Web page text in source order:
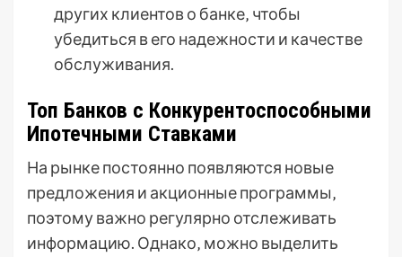
других клиентов о банке‚ чтобы
убедиться в его надежности и качестве
обслуживания.
Топ Банков с Конкурентоспособными
Ипотечными Ставками
На рынке постоянно появляются новые
предложения и акционные программы‚
поэтому важно регулярно отслеживать
информацию. Однако‚ можно выделить